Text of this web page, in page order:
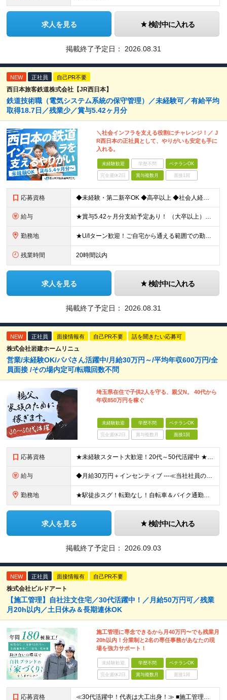
求人を見る 検討中に入れる
掲載終了予定日： 2026.08.31
NEW 正社員 自己PR不要
西日本旅客鉄道株式会社【JR西日本】
鉄道技術職（電気システム系統の保守管理）／未経験可／有給平均
取得18.7日／残業少／賞与5.42ヶ月分
＼社会インフラを支える役割にチャレンジ！／ J
R西日本の正社員として、やりがいも安定も手に
入れる。
未経験歓迎 学歴不問 ベテランOK
完全週休2日 賞与複数月 面接1回
応募資格 ◆未経験・第二新卒OK ◆高卒以上 ◆社会人経験（就労経験）がある方 └業界・ポジション・年数不問 〈20～30代の社員が多数活躍中！〉 若手からベテランまで、さまざまな方が在籍。 前職経験を活かし
給与 ★賞与5.42ヶ月分支給予定あり！ （大卒以上）月給24万1,692円～39万5,780円＋各種手当＋賞与2回 （高卒以上）月給22万2,662円～39万5,780円＋各種手当＋賞与2回 ※上記は
勤務地 ★U/Iターン歓迎！ご自宅から通える範囲での勤務となります ★JR西日本本社（大阪市北区）または、当社事業エリア内（北陸から北九州まで）の各支社で勤務 ※関西に本社あり※ 〈近畿エリア〉 三重県（
残業時間 20時間以内
求人を見る 検討中に入れる
掲載終了予定日： 2026.08.31
NEW 正社員 面接情報有 自己PR不要 話を聞きたい応募可
株式会社岩建ホームリニュ
営業/未経験OK/パパさん活躍中/月給30万円～/平均年収600万円/全
員面接 /その場内定可/転職回数不問
埼玉県在住で子供2人を守る、親父N。 40代から
年収850万円を稼ぐ
未経験歓迎 学歴不問 ベテランOK
完全週休2日 賞与複数月 面接1回
応募資格 ★未経験スタート大歓迎！20代～50代活躍中 ★学歴・転職回数・ブランク不問 ★人柄重視の採用です！ ◆60歳未満の方【定年年齢を上限として募集するため】
給与 ◆月給30万円＋インセンティブ ---≪当社社員の実際の給与例≫--- ★元解体作業員・S（29歳） ・最高月収：67万8836円（総支給） ★元電気工事士・N（47歳） ・最高月収：96万508
勤務地 ★駅徒歩スグ！転勤なし！自転車＆バイク通勤相談OK 【本社】東京都足立区綾瀬2-27-12 (変更の範囲)上記を除く当社関連勤務地
求人を見る 検討中に入れる
掲載終了予定日： 2026.09.03
NEW 正社員 面接情報有 自己PR不要
株式会社ビルドアート
【施工管理】自社注文住宅／30代活躍中！／月給50万円可／残業
月20h以内／土日休み＆長期連休OK
施工管理に専念できるから月40万円〜でも残業月
20h以内！分業制と2名の専任事務があなたの現
場を強力サポート！
未経験歓迎 学歴不問 ベテランOK
完全週休2日 賞与複数月 面接1回
応募資格 ≪30代活躍中！代表は大工出身！≫ ■施工管理の実務経験がある方／木造施工管理経験者歓迎◎ ★S造・RC造（マンションや店舗）の経験のみでもOK！木造のノウハウは入社後にしっかり教えます！ ■学歴不問